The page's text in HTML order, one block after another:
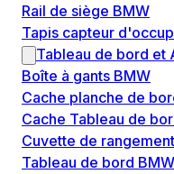
Rail de siège BMW
Tapis capteur
Tableau de bord et
Boîte à gants BMW
Cache planche de
Cache Tableau de
Cuvette de
Tableau de bord BMW